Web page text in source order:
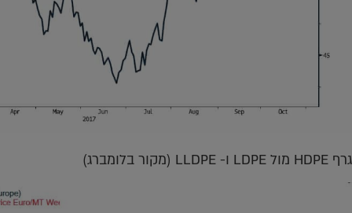
גרף HDPE מול LDPE ו- LLDPE (מקור בלומברג)